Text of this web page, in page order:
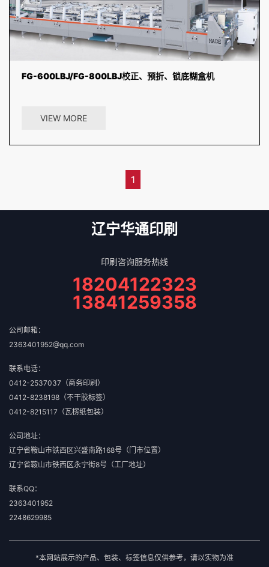
FG-600LBJ/FG-800LBJ校正、预折、锁底糊盒机
及导向轮达到精确的调整。...
VIEW MORE
1
辽宁华通印刷
印刷咨询服务热线
18204122323
13841259358
公司邮箱：
2363401952@qq.com
联系电话：
0412-2537037（商务印刷）
0412-8238198（不干胶标签）
0412-8215117（瓦楞纸包装）
公司地址：
辽宁省鞍山市铁西区兴盛南路168号（门市位置）
辽宁省鞍山市铁西区永宁街8号（工厂地址）
联系QQ：
2363401952
2248629985
*本网站展示的产品、包装、标签信息仅供参考，请以实物为准